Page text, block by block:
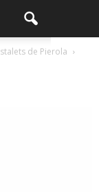
de Pierola